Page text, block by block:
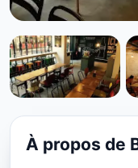
PLATS
★ 4.3/5
À propos de